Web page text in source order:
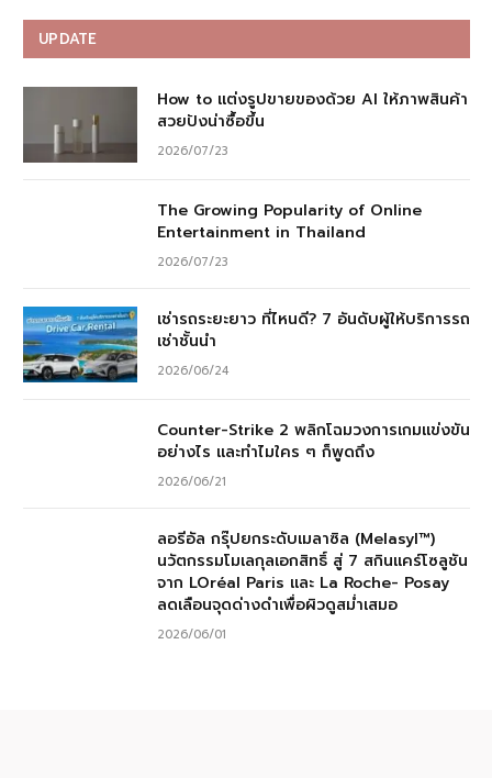
UPDATE
How to แต่งรูปขายของด้วย AI ให้ภาพสินค้า
สวยปังน่าซื้อขึ้น
2026/07/23
The Growing Popularity of Online
Entertainment in Thailand
2026/07/23
เช่ารถระยะยาว ที่ไหนดี? 7 อันดับผู้ให้บริการรถ
เช่าชั้นนำ
2026/06/24
Counter-Strike 2 พลิกโฉมวงการเกมแข่งขัน
อย่างไร และทำไมใคร ๆ ก็พูดถึง
2026/06/21
ลอรีอัล กรุ๊ปยกระดับเมลาซิล (Melasyl™)
นวัตกรรมโมเลกุลเอกสิทธิ์ สู่ 7 สกินแคร์โซลูชัน
จาก LOréal Paris และ La Roche- Posay
ลดเลือนจุดด่างดำเพื่อผิวดูสม่ำเสมอ
2026/06/01